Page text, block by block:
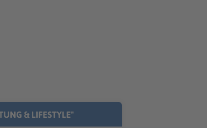
& LIFESTYLE"